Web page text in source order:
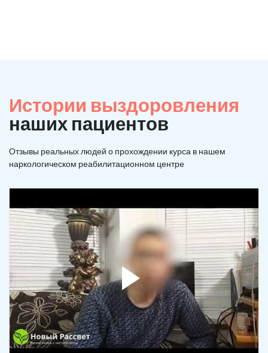
Истории выздоровления
наших пациентов
Отзывы реальных людей о прохождении курса в нашем
наркологическом реабилитационном центре